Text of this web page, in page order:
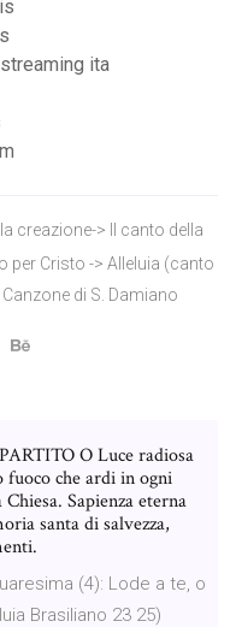
ita
creazione-> Il canto della
per Cristo -> Alleluia (canto
di S. Damiano
O Luce radiosa
fuoco che ardi in ogni
Sapienza eterna
santa di salvezza,
(4): Lode a te, o
Brasiliano 23 25)